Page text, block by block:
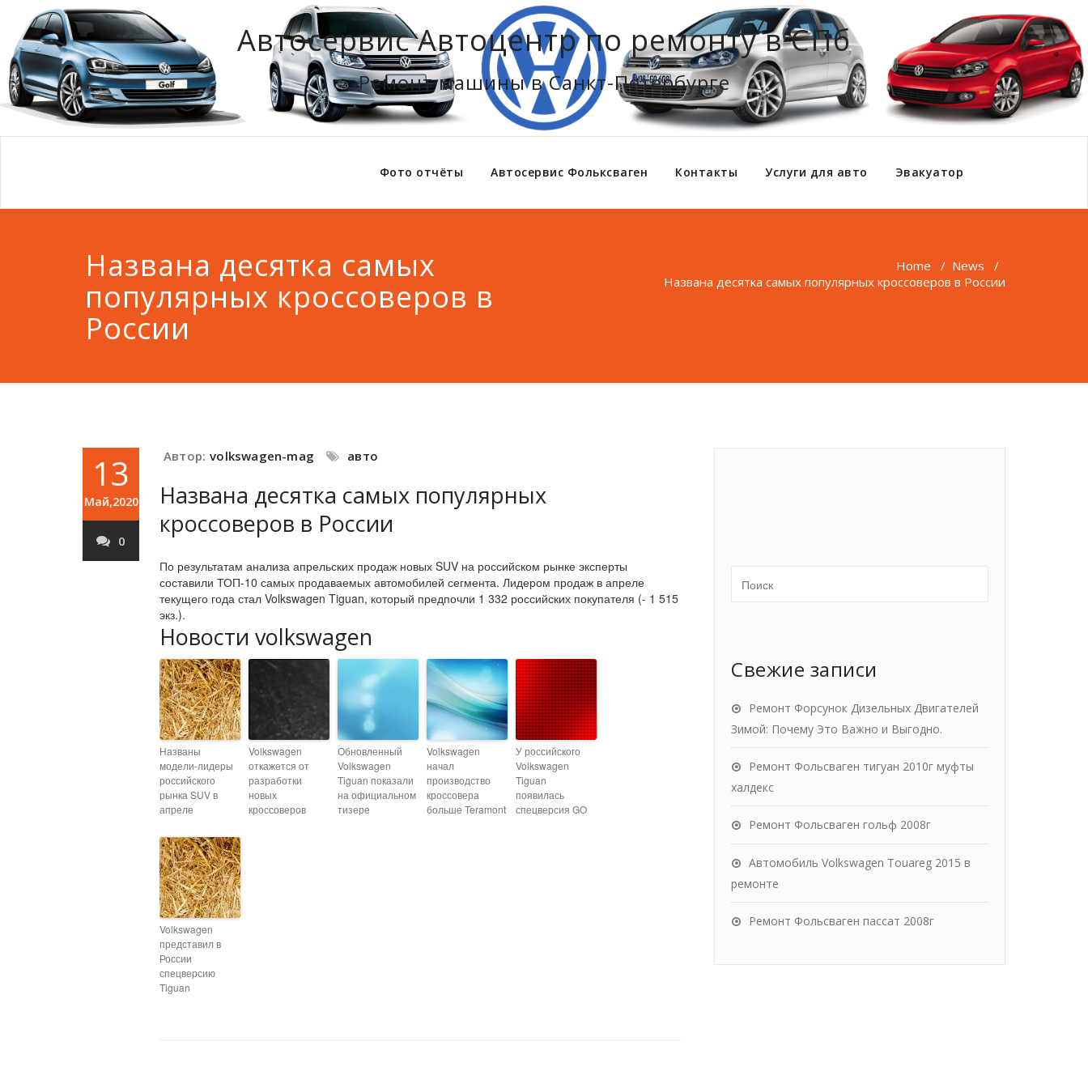
Автосервис Автоцентр по ремонту в СПб
Ремонт машины в Санкт-Петербурге
Фото отчёты Автосервис Фольксваген Контакты Услуги для авто Эвакуатор
Названа десятка самых
популярных кроссоверов в
России
Home / News /
Названа десятка самых популярных кроссоверов в России
13
Май,2020
0
Автор: volkswagen-mag авто
Названа десятка самых популярных
кроссоверов в России
По результатам анализа апрельских продаж новых SUV на российском рынке эксперты
составили ТОП-10 самых продаваемых автомобилей сегмента. Лидером продаж в апреле
текущего года стал Volkswagen Tiguan, который предпочли 1 332 российских покупателя (- 1 515
экз.).
Новости volkswagen
Названы
модели-лидеры
российского
рынка SUV в
апреле
Volkswagen
откажется от
разработки
новых
кроссоверов
Обновленный
Volkswagen
Tiguan показали
на официальном
тизере
Volkswagen
начал
производство
кроссовера
больше Teramont
У российского
Volkswagen
Tiguan
появилась
спецверсия GO
Volkswagen
представил в
России
спецверсию
Tiguan
Свежие записи
Ремонт Форсунок Дизельных Двигателей
Зимой: Почему Это Важно и Выгодно.
Ремонт Фольсваген тигуан 2010г муфты
халдекс
Ремонт Фольсваген гольф 2008г
Автомобиль Volkswagen Touareg 2015 в
ремонте
Ремонт Фольсваген пассат 2008г